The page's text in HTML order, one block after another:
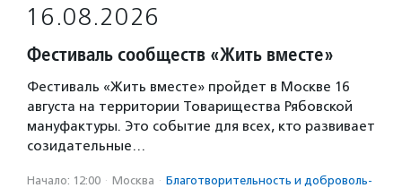
16.08.2026
Фестиваль сообществ «Жить вместе»
Фестиваль «Жить вместе» пройдет в Москве 16
августа на территории Товарищества Рябовской
мануфактуры. Это событие для всех, кто развивает
созидательные…
Начало: 12:00 · Москва · Благотвори­тель­ность и доброволь­